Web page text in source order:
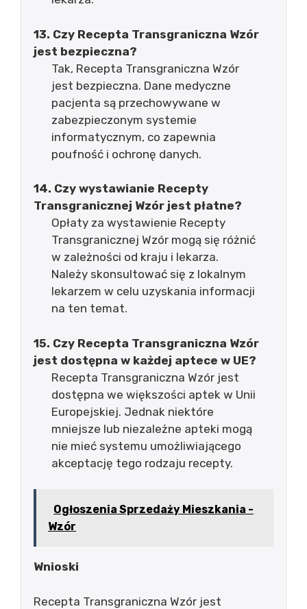
13. Czy Recepta Transgraniczna Wzór
jest bezpieczna?
Tak, Recepta Transgraniczna Wzór
jest bezpieczna. Dane medyczne
pacjenta są przechowywane w
zabezpieczonym systemie
informatycznym, co zapewnia
poufność i ochronę danych.
14. Czy wystawianie Recepty
Transgranicznej Wzór jest płatne?
Opłaty za wystawienie Recepty
Transgranicznej Wzór mogą się różnić
w zależności od kraju i lekarza.
Należy skonsultować się z lokalnym
lekarzem w celu uzyskania informacji
na ten temat.
15. Czy Recepta Transgraniczna Wzór
jest dostępna w każdej aptece w UE?
Recepta Transgraniczna Wzór jest
dostępna we większości aptek w Unii
Europejskiej. Jednak niektóre
mniejsze lub niezależne apteki mogą
nie mieć systemu umożliwiającego
akceptację tego rodzaju recepty.
Ogłoszenia Sprzedaży Mieszkania -
Wzór
Wnioski
Recepta Transgraniczna Wzór jest